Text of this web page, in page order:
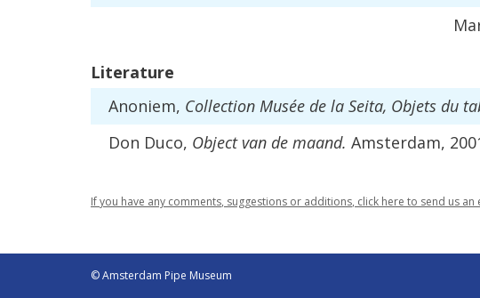
Literature
Anoniem, Collection Musée de la Seita, Objets du
Don Duco, Object van de maand. Amsterdam,
Ifyou have any comments, suggestions or additions, click here to send us an
© Amsterdam Pipe Museum